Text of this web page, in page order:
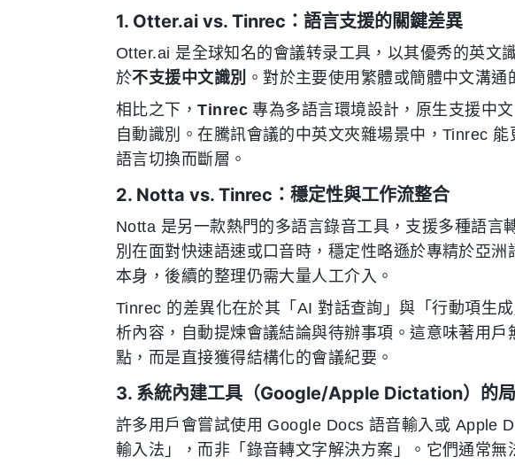
1. Otter.ai vs. Tinrec：語言支援的關鍵差異
Otter.ai 是全球知名的會議转录工具，以其優秀的英文
於不支援中文識別 。對於主要使用繁體或簡體中文溝
相比之下，Tinrec專為多語言環境設計，原生支援中
自動識別。在騰訊會議的中英文夾雜場景中，Tinrec
語言切換而斷層。
2. Notta vs. Tinrec：穩定性與工作流整合
Notta 是另一款熱門的多語言錄音工具，支援多種語言
別在面對快速語速或口音時，穩定性略遜於專精於亞
本身，後續的整理仍需大量人工介入。
Tinrec 的差異化在於其「AI 對話查詢」與「行動項生
析內容，自動提煉會議結論與待辦事項。這意味著用
點，而是直接獲得結構化的會議紀要。
3. 系統內建工具（Google/Apple Dictation）的
許多用戶會嘗試使用 Google Docs 語音輸入或 Apple
輸入法」，而非「錄音轉文字解決方案」。它們通常